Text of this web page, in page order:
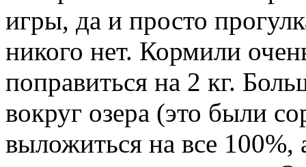
игры, да и просто
никого нет. Кормили
поправиться на 2 кг.
вокруг озера (это были
выложиться на все 100%,